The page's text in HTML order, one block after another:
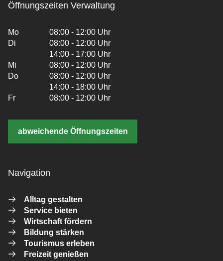
Öffnungszeiten Verwaltung
Mo
08:00 - 12:00 Uhr
Di
08:00 - 12:00 Uhr
14:00 - 17:00 Uhr
Mi
08:00 - 12:00 Uhr
Do
08:00 - 12:00 Uhr
14:00 - 18:00 Uhr
Fr
08:00 - 12:00 Uhr
abweichende Öffnungszeiten
Navigation
Alltag gestalten
Service bieten
Wirtschaft fördern
Bildung stärken
Tourismus erleben
Freizeit genießen